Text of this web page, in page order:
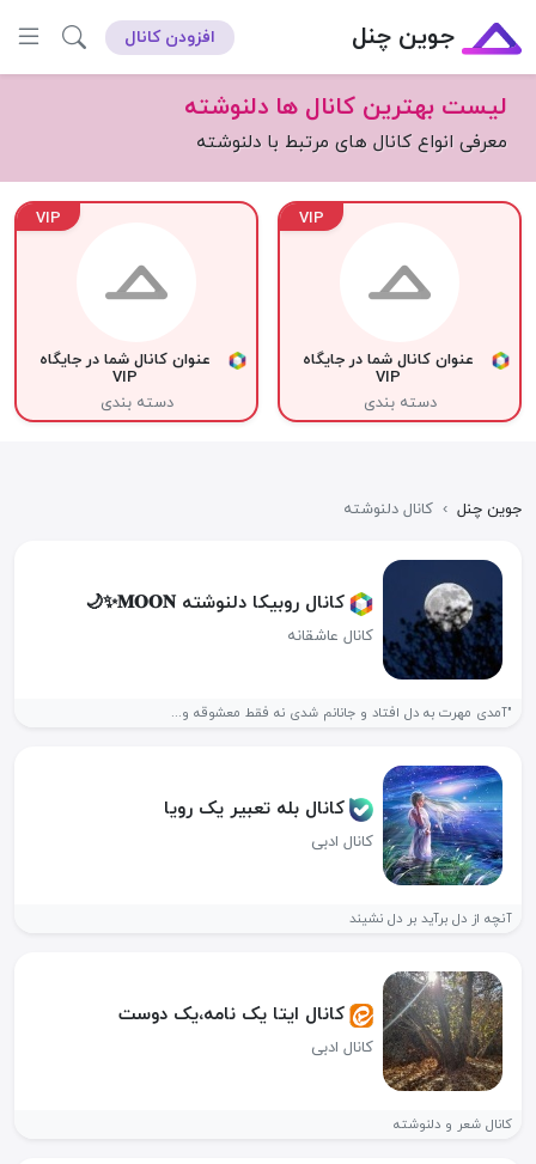
جوین چنل افزودن کانال
لیست بهترین کانال ها دلنوشته
معرفی انواع کانال های مرتبط با دلنوشته
VIP
عنوان کانال شما در جایگاه
VIP
دسته بندی
VIP
عنوان کانال شما در جایگاه
VIP
دسته بندی
جوین چنل › کانال دلنوشته
کانال روبیکا دلنوشته 𝐌𝐎𝐎𝐍✨️🌙
کانال عاشقانه
"آمدی مهرت به دل افتاد و جانانم شدی نه فقط معشوقه و...
کانال بله تعبیر یک رویا
کانال ادبی
آنچه از دل برآید بر دل نشیند
کانال ایتا یک نامه،یک دوست
کانال ادبی
کانال شعر و دلنوشته